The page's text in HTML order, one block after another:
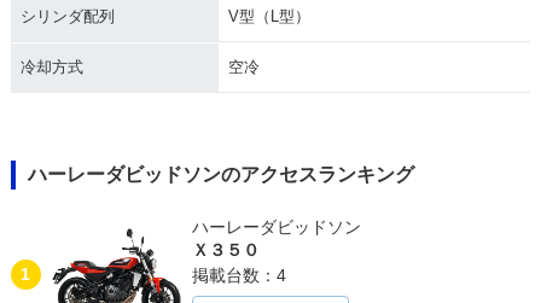
シリンダ配列 V型（L型）
冷却方式 空冷
ハーレーダビッドソンのアクセスランキング
1
ハーレーダビッドソン
Ｘ３５０
掲載台数：4